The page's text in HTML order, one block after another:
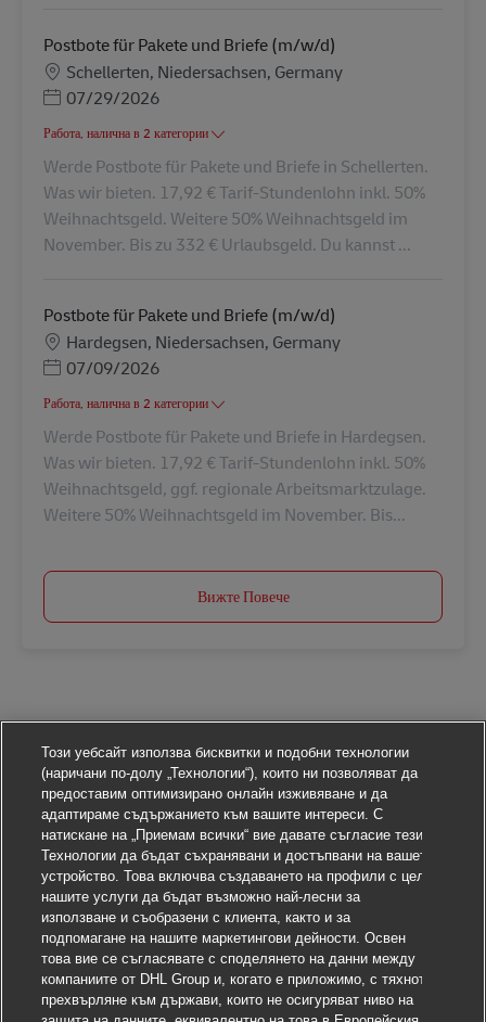
Postbote für Pakete und Briefe (m/w/d)
Местоположение
Schellerten, Niedersachsen, Germany
Posted Date
07/29/2026
Работа, налична в 2 категории
Werde Postbote für Pakete und Briefe in Schellerten.
Was wir bieten. 17,92 € Tarif-Stundenlohn inkl. 50%
Weihnachtsgeld. Weitere 50% Weihnachtsgeld im
November. Bis zu 332 € Urlaubsgeld. Du kannst ...
Postbote für Pakete und Briefe (m/w/d)
Местоположение
Hardegsen, Niedersachsen, Germany
Posted Date
07/09/2026
Работа, налична в 2 категории
Werde Postbote für Pakete und Briefe in Hardegsen.
Was wir bieten. 17,92 € Tarif-Stundenlohn inkl. 50%
Weihnachtsgeld, ggf. regionale Arbeitsmarktzulage.
Weitere 50% Weihnachtsgeld im November. Bis...
Вижте Повече
Този уебсайт използва бисквитки и подобни технологии
(наричани по-долу „Технологии“), които ни позволяват да
предоставим оптимизирано онлайн изживяване и да
адаптираме съдържанието към вашите интереси. С
натискане на „Приемам всички“ вие давате съгласие тези
Технологии да бъдат съхранявани и достъпвани на вашето
устройство. Това включва създаването на профили с цел
нашите услуги да бъдат възможно най-лесни за
използване и съобразени с клиента, както и за
подпомагане на нашите маркетингови дейности. Освен
това вие се съгласявате с споделянето на данни между
компаниите от DHL Group и, когато е приложимо, с тяхното
прехвърляне към държави, които не осигуряват ниво на